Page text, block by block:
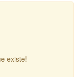
existe!